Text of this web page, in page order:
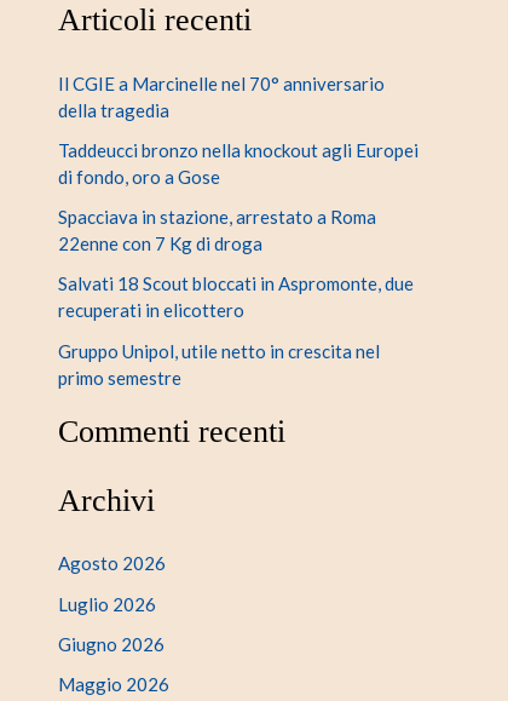
r
a
:
Articoli recenti
Il CGIE a Marcinelle nel 70° anniversario
della tragedia
Taddeucci bronzo nella knockout agli Europei
di fondo, oro a Gose
Spacciava in stazione, arrestato a Roma
22enne con 7 Kg di droga
Salvati 18 Scout bloccati in Aspromonte, due
recuperati in elicottero
Gruppo Unipol, utile netto in crescita nel
primo semestre
Commenti recenti
Archivi
Agosto 2026
Luglio 2026
Giugno 2026
Maggio 2026